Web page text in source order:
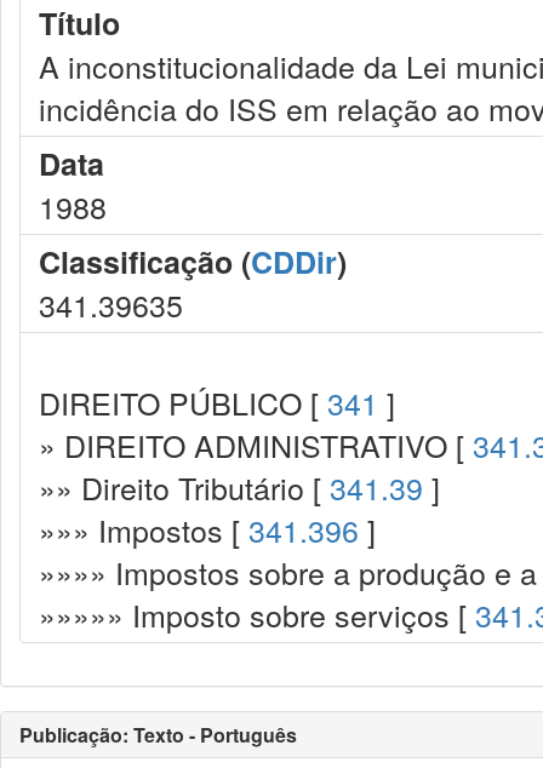
Título
A inconstitucionalidade da Lei
incidência do ISS em relação ao
Data
1988
Classificação (CDDir)
341.39635
DIREITO PÚBLICO [ 341 ]
» DIREITO ADMINISTRATIVO [
»» Direito Tributário [ 341.39 ]
»»» Impostos [ 341.396 ]
»»»» Impostos sobre a produção e
»»»»» Imposto sobre serviços [
Publicação: Texto - Português